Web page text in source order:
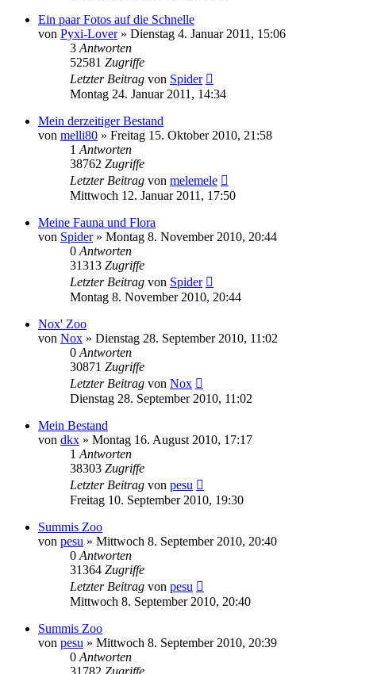
Ein paar Fotos auf die Schnelle
von Pyxi-Lover» Dienstag 4. Januar 2011, 15:06
3 Antworten
52581 Zugriffe
Letzter Beitrag von Spider
Montag 24. Januar 2011, 14:34
Mein derzeitiger Bestand
von melli80 » Freitag 15. Oktober 2010, 21:58
1 Antworten
38762 Zugriffe
Letzter Beitrag von melemele
Mittwoch 12. Januar 2011, 17:50
Meine Fauna und Flora
von Spider» Montag 8. November 2010, 20:44
0 Antworten
31313 Zugriffe
Letzter Beitrag von Spider
Montag 8. November 2010, 20:44
Nox' Zoo
von Nox » Dienstag 28. September 2010, 11:02
0 Antworten
30871 Zugriffe
Letzter Beitrag von Nox
Dienstag 28. September 2010, 11:02
Mein Bestand
von dkx » Montag 16. August 2010, 17:17
1 Antworten
38303 Zugriffe
Letzter Beitrag von pesu
Freitag 10. September 2010, 19:30
Summis Zoo
von pesu » Mittwoch 8. September 2010, 20:40
0 Antworten
31364 Zugriffe
Letzter Beitrag von pesu
Mittwoch 8. September 2010, 20:40
Summis Zoo
von pesu » Mittwoch 8. September 2010, 20:39
0 Antworten
31782 Zugriffe